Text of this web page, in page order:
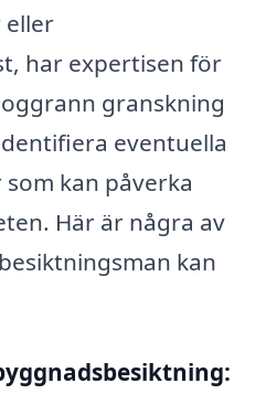
eller
har expertisen för
granskning
eventuella
kan påverka
Här är några av
kan